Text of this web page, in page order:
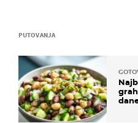
PUTOVANJA